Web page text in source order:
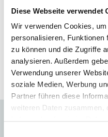
Diese Webseite verwendet
Wir verwenden Cookies,
personalisieren, Funktionen
zu können und die Zugriffe
analysieren. Außerdem
Verwendung unserer
soziale Medien, Werbung
Partner führen diese
weiteren Daten zusammen,
werden pflegende Seren
Individuell anpassbar:Die
den Hauttyp abgestimmt
Minimale Ausfallzeit:
Regenerationsphase
gesellschaftsfähig.